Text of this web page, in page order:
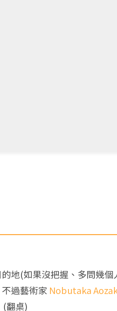
地(如果沒把握、多問幾
過藝術家 Nobutaka
(翻桌)